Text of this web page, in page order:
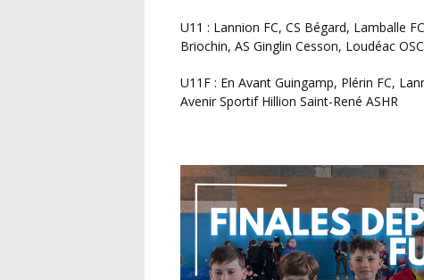
U11 : Lannion FC, CS Bégard, Lamballe FC, FC Côte de Penthièvre, En Avant Guingamp, Stade
Briochin, AS Ginglin Cesson, Loudéac OSC
U11F : En Avant Guingamp, Plérin FC, Lannion FC, Rance FC, Les Lionnes du Penthièvre,
Avenir Sportif Hillion Saint-René ASHR